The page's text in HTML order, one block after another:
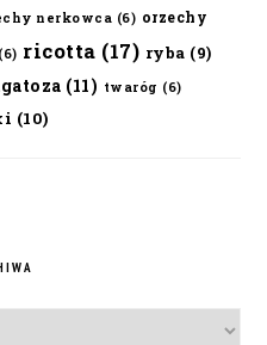
nerkowca (6) orzechy
(6) ricotta (17) ryba (9)
(11) twaróg (6)
(10)